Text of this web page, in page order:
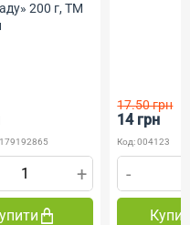
200 г, ТМ
+
17.50 грн
14 грн
Код: 004123
-